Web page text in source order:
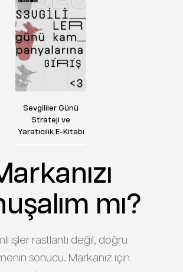
Sevgililer Günü
Strateji ve
Yaratıcılık E-Kitabı
mı?
işler rastlantı değil, doğru
sonucu. Markanız için